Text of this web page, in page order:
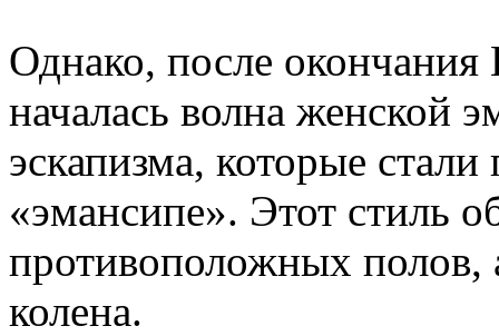
Однако, после
началась волна женской
эскапизма, которые
«эмансипе». Этот стиль
противоположных полов,
колена.